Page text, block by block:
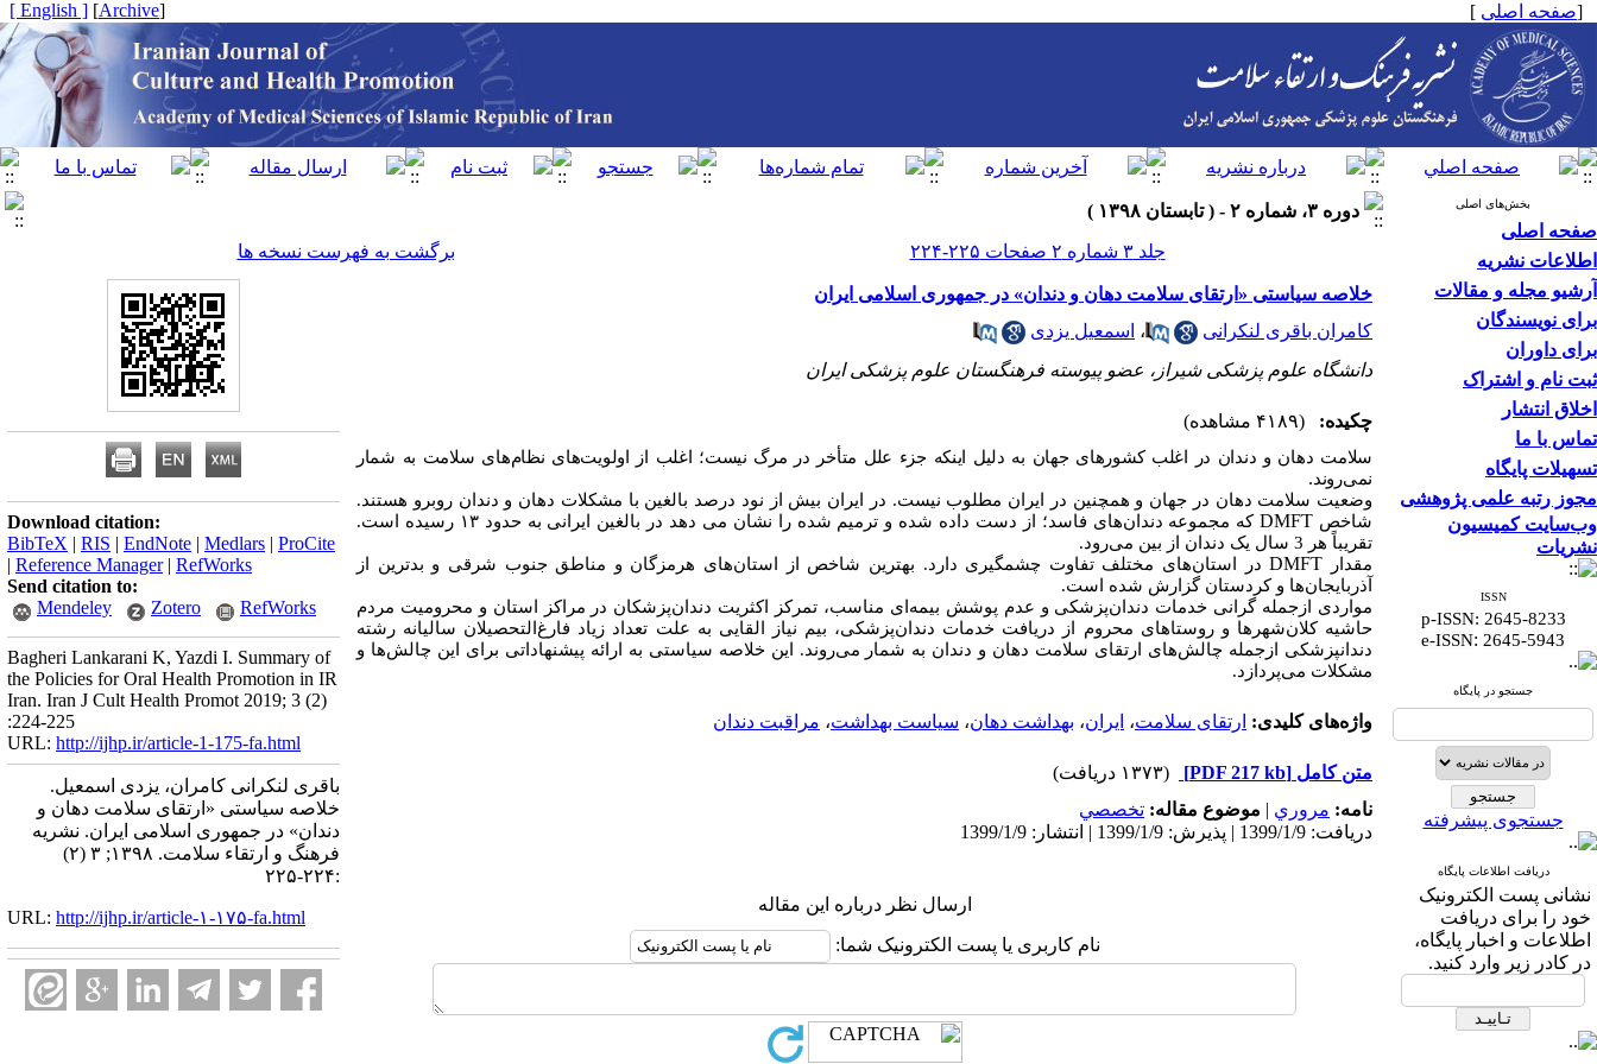
[صفحه اصلی ]
[
Archive
]
[ English ]
بخش‌های اصلی
صفحه اصلی
اطلاعات نشریه
آرشیو مجله و مقالات
برای نویسندگان
برای داوران
ثبت نام و اشتراک
اخلاق انتشار
تماس با ما
تسهیلات پایگاه
مجوز رتبه علمی پژوهشی
وب‌سایت کمیسیون
نشریات
ISSN
p-ISSN: 2645-8233
e-ISSN: 2645-5943
جستجو در پایگاه
جستجوی پیشرفته
دریافت اطلاعات پایگاه
نشانی پست الکترونیک
خود را برای دریافت
اطلاعات و اخبار پایگاه،
در کادر زیر وارد کنید.
دوره ۳، شماره ۲ - ( تابستان ۱۳۹۸ )
جلد ۳ شماره ۲ صفحات ۲۲۵-۲۲۴
برگشت به فهرست نسخه ها
خلاصه سیاستی «ارتقای سلامت دهان و دندان» در جمهوری اسلامی ایران
کامران باقری لنکرانی
، اسمعیل یزدی
دانشگاه علوم پزشکی شیراز، عضو پیوسته فرهنگستان علوم پزشکی ایران
چکیده: (۴۱۸۹ مشاهده)
سلامت دهان و دندان در اغلب کشورهای جهان به دلیل اینکه جزء علل متأخر در مرگ نیست؛ اغلب از اولویت‌های نظام‌های سلامت به شمار
نمی‌روند.
وضعیت سلامت دهان در جهان و همچنین در ایران مطلوب نیست. در ایران بیش از نود درصد بالغین با مشکلات دهان و دندان روبرو هستند.
شاخص DMFT
که مجموعه دندان‌های فاسد؛ از دست داده شده و ترمیم شده را نشان می دهد در بالغین ایرانی به حدود ۱۳ رسیده است.
تقریباً هر 3 سال یک دندان از بین می‌رود.
مقدار DMFTدر استان‌های مختلف تفاوت چشمگیری دارد. بهترین شاخص از استان‌های هرمزگان و مناطق جنوب شرقی و بدترین از
آذربایجان‌ها و کردستان گزارش شده است.
مواردی ازجمله گرانی خدمات دندان‌پزشکی و عدم پوشش بیمه‌ای مناسب، تمرکز اکثریت دندان‌پزشکان در مراکز استان و محرومیت مردم
حاشیه کلان‌شهرها و روستاهای محروم از دریافت خدمات دندان‌پزشکی، بیم نیاز القایی به علت تعداد زیاد فارغ‌التحصیلان سالیانه رشته
دندانپزشکی ازجمله چالش‌های ارتقای سلامت دهان و دندان به شمار می‌روند.
این خلاصه سیاستی به ارائه پیشنهاداتی برای این چالش‌ها و
مشکلات می‌پردازد.
واژه‌های کلیدی: ارتقای سلامت، ایران، بهداشت دهان، سیاست بهداشت، مراقبت دندان
متن کامل [PDF 217 kb]
(۱۳۷۳ دریافت)
نامه: مروري | موضوع مقاله: تخصصي
دریافت: 1399/1/9 | پذیرش: 1399/1/9 | انتشار: 1399/1/9
ارسال نظر درباره این مقاله
نام کاربری یا پست الکترونیک شما:
Download citation:
BibTeX | RIS | EndNote | Medlars | ProCite
| Reference Manager| RefWorks
Send citation to:
Mendeley
Zotero RefWorks
Bagheri Lankarani K, Yazdi I. Summary of
the Policies for Oral Health Promotion in IR
Iran. Iran J Cult Health Promot 2019; 3 (2)
:224-225
URL: http://ijhp.ir/article-1-175-fa.html
باقری لنکرانی کامران، یزدی اسمعیل.
خلاصه سیاستی «ارتقای سلامت دهان و
دندان» در جمهوری اسلامی ایران. نشريه
فرهنگ و ارتقاء سلامت. ۱۳۹۸; ۳ (۲)
:۲۲۴-۲۲۵
URL: http://ijhp.ir/article-۱-۱۷۵-fa.html